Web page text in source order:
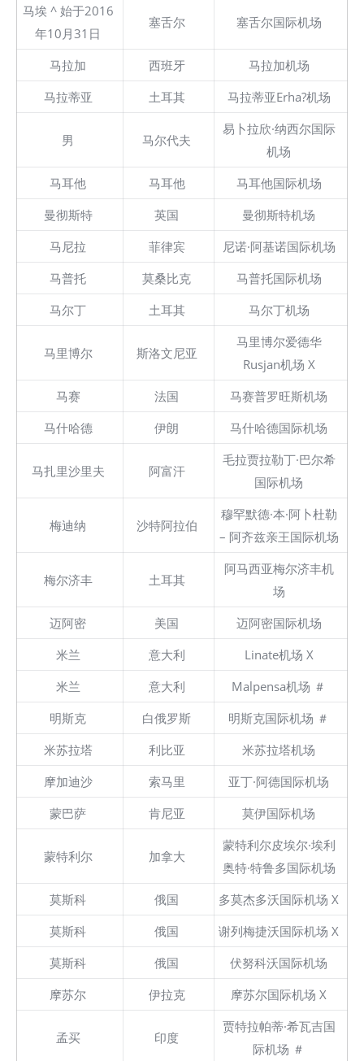
马埃 ^ 始于2016
年10月31日
塞舌尔 塞舌尔国际机场
马拉加 西班牙
马拉加机场
马拉蒂亚
土耳其 马拉蒂亚Erha?机场
男 马尔代夫
易卜拉欣·纳西尔国际
机场
马耳他
马耳他
马耳他国际机场
曼彻斯特
英国
曼彻斯特机场
马尼拉
菲律宾
尼诺·阿基诺国际机场
马普托
莫桑比克
马普托国际机场
马尔丁
土耳其 马尔丁机场
马里博尔 斯洛文尼亚
马里博尔爱德华
Rusjan机场 X
马赛
法国
马赛普罗旺斯机场
马什哈德
伊朗 马什哈德国际机场
马扎里沙里夫 阿富汗
毛拉贾拉勒丁·巴尔希
国际机场
梅迪纳 沙特阿拉伯
穆罕默德·本·阿卜杜勒
– 阿齐兹亲王国际机场
梅尔济丰 土耳其
阿马西亚梅尔济丰机
场
迈阿密
美国
迈阿密国际机场
米兰
意大利
Linate机场 X
米兰
意大利
Malpensa机场 ＃
明斯克
白俄罗斯
明斯克国际机场 ＃
米苏拉塔
利比亚
米苏拉塔机场
摩加迪沙
索马里
亚丁·阿德国际机场
蒙巴萨
肯尼亚 莫伊国际机场
蒙特利尔 加拿大
蒙特利尔皮埃尔·埃利
奥特·特鲁多国际机场
莫斯科
俄国
多莫杰多沃国际机场 X
莫斯科
俄国
谢列梅捷沃国际机场 X
莫斯科
俄国
伏努科沃国际机场
摩苏尔
伊拉克 摩苏尔国际机场 X
孟买 印度
贾特拉帕蒂·希瓦吉国
际机场 ＃